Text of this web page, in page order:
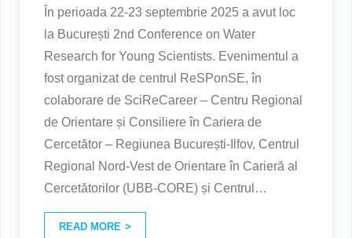
În perioada 22-23 septembrie 2025 a avut loc
la București 2nd Conference on Water
Research for Young Scientists. Evenimentul a
fost organizat de centrul ReSPonSE, în
colaborare de SciReCareer – Centru Regional
de Orientare și Consiliere în Cariera de
Cercetător – Regiunea București-Ilfov, Centrul
Regional Nord-Vest de Orientare în Carieră al
Cercetătorilor (UBB-CORE) și Centrul …
READ MORE